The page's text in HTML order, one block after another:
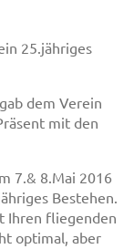
25.jähriges
dem Verein
mit den
7.& 8.Mai 2016
Bestehen.
Ihren fliegenden
optimal, aber